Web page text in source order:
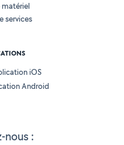
nous :
services
iOS
Android